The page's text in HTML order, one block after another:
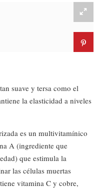
suave y tersa como el
la elasticidad a niveles
es un multivitamínico
A (ingrediente que
que estimula la
las células muertas
vitamina C y cobre,